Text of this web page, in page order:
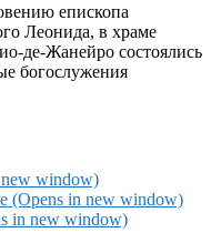
епископа
Леонида, в храме
де-Жанейро состоялись
богослужения
window)
(Opens in new window)
in new window)